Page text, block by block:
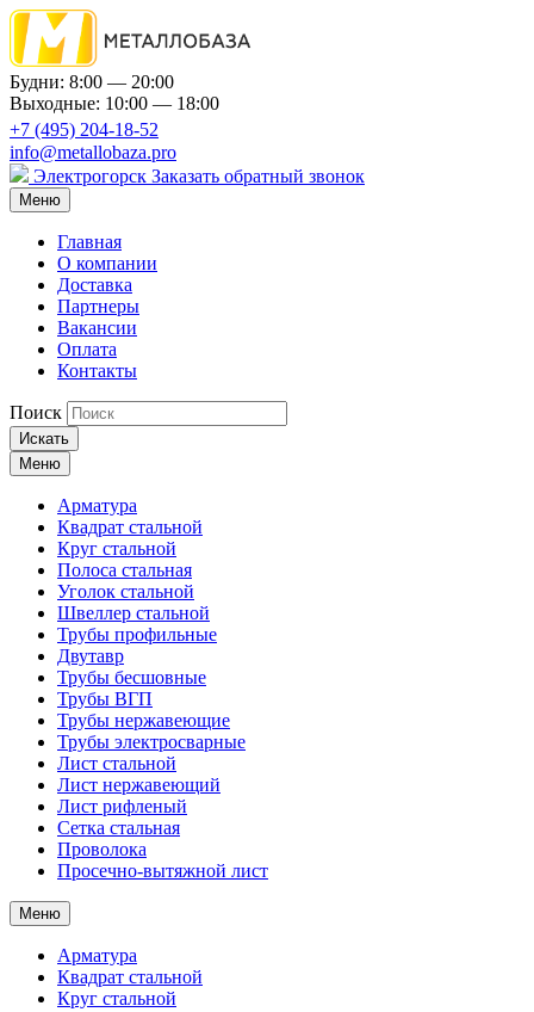
Будни: 8:00 — 20:00
Выходные: 10:00 — 18:00
+7 (495) 204-18-52
info@metallobaza.pro
Электрогорск Заказать обратный звонок
Меню
Главная
О компании
Доставка
Партнеры
Вакансии
Оплата
Контакты
Поиск
Искать
Меню
Арматура
Квадрат стальной
Круг стальной
Полоса стальная
Уголок стальной
Швеллер стальной
Трубы профильные
Двутавр
Трубы бесшовные
Трубы ВГП
Трубы нержавеющие
Трубы электросварные
Лист стальной
Лист нержавеющий
Лист рифленый
Сетка стальная
Проволока
Просечно-вытяжной лист
Меню
Арматура
Квадрат стальной
Круг стальной